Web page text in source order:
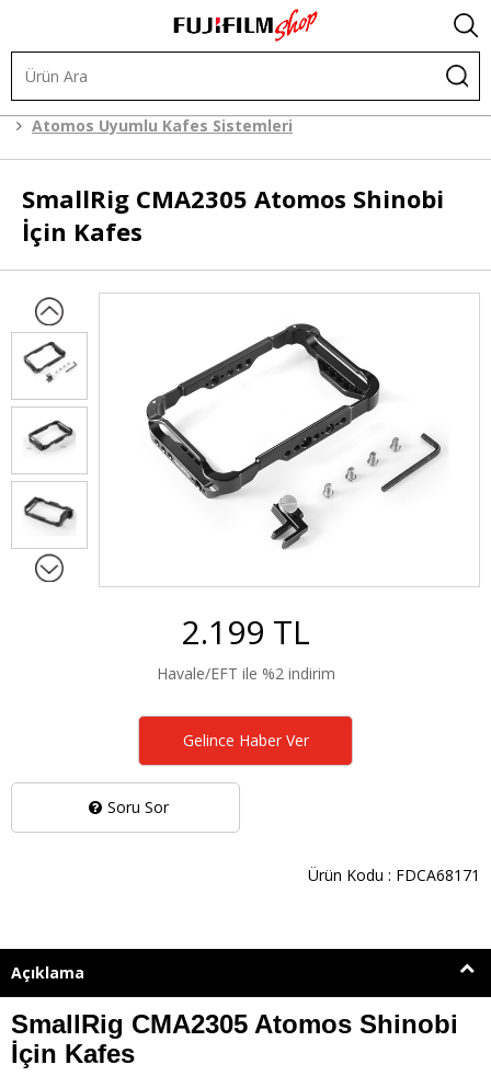
Atomos Uyumlu Kafes Sistemleri
SmallRig CMA2305 Atomos Shinobi
İçin Kafes
Soru Sor
2.199 TL
Havale/EFT ile %2 indirim
Ürün Kodu : FDCA68171
Gelince Haber Ver
Açıklama
SmallRig CMA2305 Atomos Shinobi
İçin Kafes